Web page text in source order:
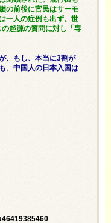
の前後に官民はサーモ
一人の症例も出ず。世
起源の質問に対し「専
、もし、本当に3割が
、中国人の日本入国は